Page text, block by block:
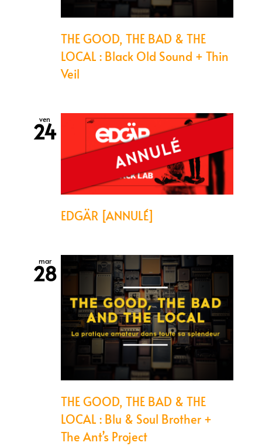
THE GOOD, THE BAD & THE
LOCAL : Black Old Sound + Thin
Veil
ven
24
EDGÄR [ANNULÉ]
mar
28
THE GOOD, THE BAD & THE
LOCAL : Blu & Soul Brother +
The Ant’s Project